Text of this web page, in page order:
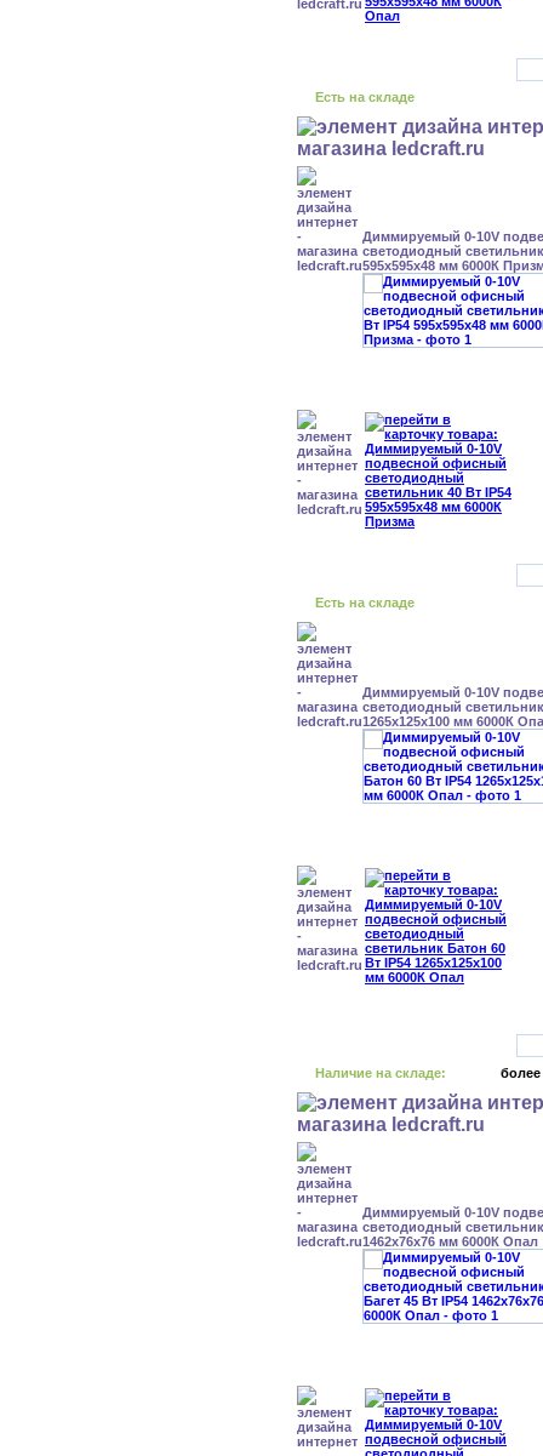
Есть на складе
Диммируемый 0-10V
светодиодный
595x595x48 мм 6000К
Есть на складе
Диммируемый 0-10V
светодиодный
1265x125x100 мм 6000К
Наличие на складе: более
Диммируемый 0-10V
светодиодный светильник
1462x76x76 мм 6000К Опал